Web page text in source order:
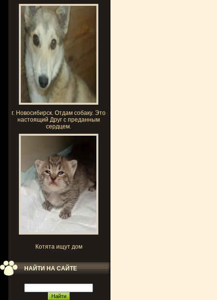
г. Новосибирск. Отдам собаку. Это
настоящий Друг с преданным
сердцем.
Котята ищут дом
НАЙТИ НА САЙТЕ